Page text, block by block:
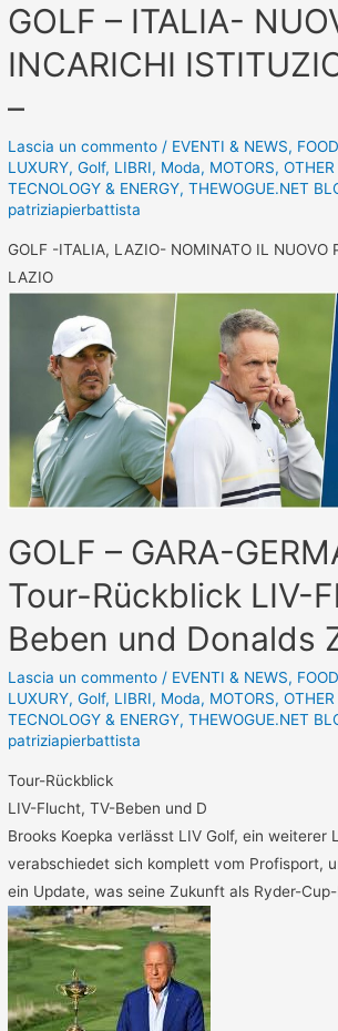
GOLF – ITALIA-
INCARICHI
–
Lascia un commento / EVENTI & NEWS,
LUXURY,Golf, LIBRI, Moda, MOTORS,
TECNOLOGY & ENERGY,THEWOGUE.NET
patriziapierbattista
GOLF -ITALIA, LAZIO- NOMINATO IL NUOVO
LAZIO
GOLF – GARA-
Tour-Rückblick LIV-
Beben und Donalds
Lascia un commento / EVENTI & NEWS,
LUXURY,Golf, LIBRI, Moda, MOTORS,
TECNOLOGY & ENERGY,THEWOGUE.NET
patriziapierbattista
Tour-Rückblick
LIV-Flucht, TV-Beben und D
Brooks Koepka verlässt LIV Golf, ein weiterer
verabschiedet sich komplett vom Profisport,
ein Update, was seine Zukunft als Ryder-